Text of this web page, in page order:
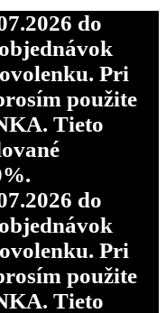
do
Pri
použite
Tieto
do
Pri
použite
Tieto